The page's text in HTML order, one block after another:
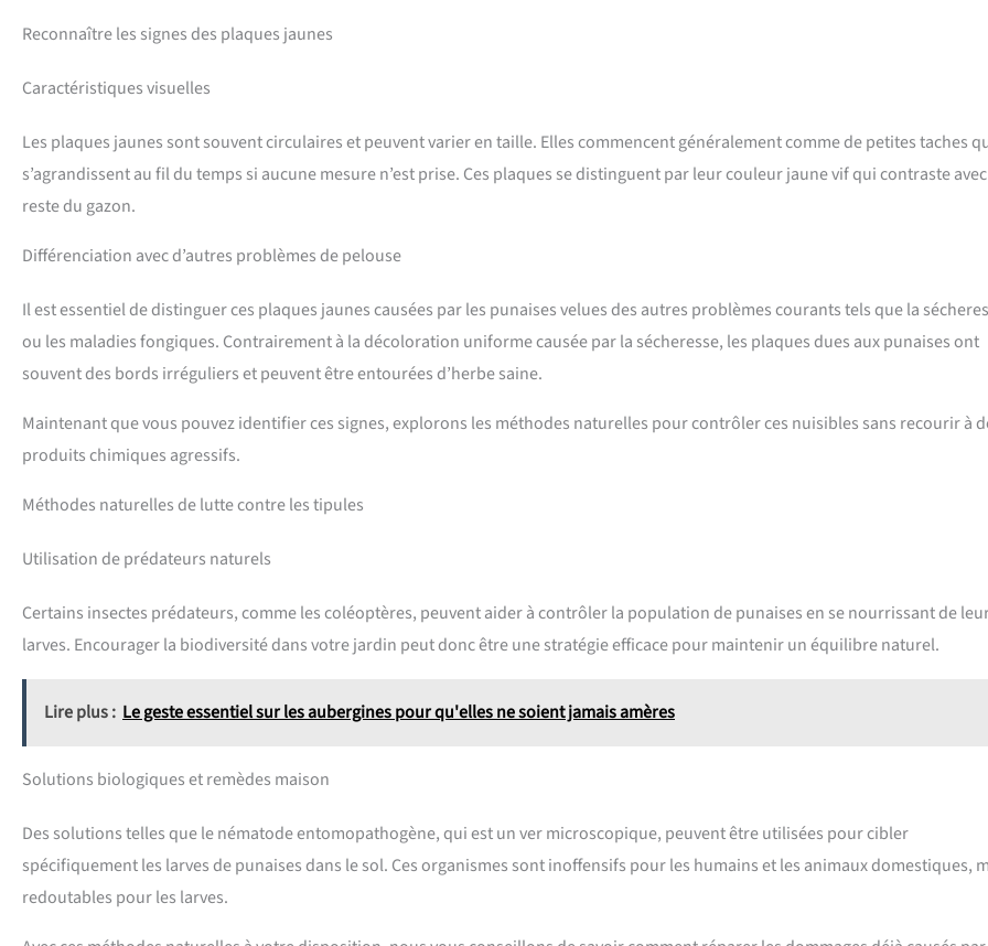
Reconnaître les signes des plaques jaunes
Caractéristiques visuelles
Les plaques jaunes sont souvent circulaires et peuvent varier en taille. Elles commencent généralement comme de petites taches
s’agrandissent au fil du temps si aucune mesure n’est prise. Ces plaques se distinguent par leur couleur jaune vif qui contraste
reste du gazon.
Différenciation avec d’autres problèmes de pelouse
Il est essentiel de distinguer ces plaques jaunes causées par les punaises velues des autres problèmes courants tels que la
ou les maladies fongiques. Contrairement à la décoloration uniforme causée par la sécheresse, les plaques dues aux punaises ont
souvent des bords irréguliers et peuvent être entourées d’herbe saine.
Maintenant que vous pouvez identifier ces signes, explorons les méthodes naturelles pour contrôler ces nuisibles sans recourir à
produits chimiques agressifs.
Méthodes naturelles de lutte contre les tipules
Utilisation de prédateurs naturels
Certains insectes prédateurs, comme les coléoptères, peuvent aider à contrôler la population de punaises en se nourrissant de
larves. Encourager la biodiversité dans votre jardin peut donc être une stratégie efficace pour maintenir un équilibre naturel.
Lire plus : Le geste essentiel sur les aubergines pour qu'elles ne soient jamais amères
Solutions biologiques et remèdes maison
Des solutions telles que le nématode entomopathogène, qui est un ver microscopique, peuvent être utilisées pour cibler
spécifiquement les larves de punaises dans le sol. Ces organismes sont inoffensifs pour les humains et les animaux domestiques,
redoutables pour les larves.